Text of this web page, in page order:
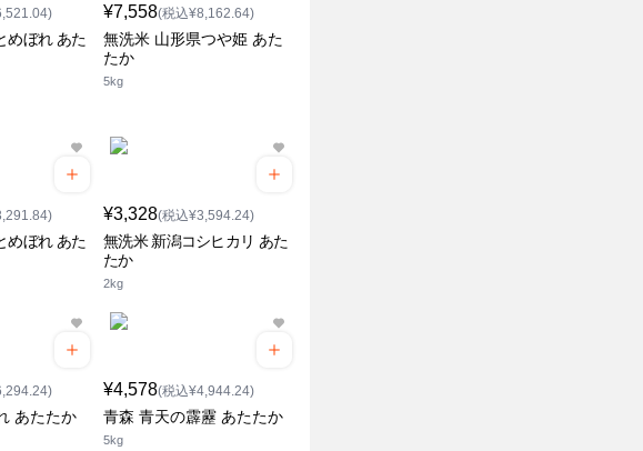
めぼれ あた
¥7,558(税込¥8,162.64)
無洗米 山形県つや姫 あた
たか
5kg
めぼれ あた
¥3,328(税込¥3,594.24)
無洗米 新潟コシヒカリ あた
たか
2kg
あたたか
¥4,578(税込¥4,944.24)
青森 青天の霹靂 あたたか
5kg